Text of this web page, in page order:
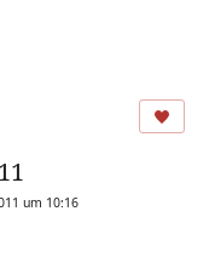
um 10:16